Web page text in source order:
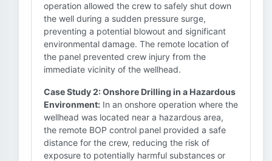
operation allowed the crew to safely shut down
the well during a sudden pressure surge,
preventing a potential blowout and significant
environmental damage. The remote location of
the panel prevented crew injury from the
immediate vicinity of the wellhead.
Case Study 2: Onshore Drilling in a Hazardous
Environment: In an onshore operation where the
wellhead was located near a hazardous area,
the remote BOP control panel provided a safe
distance for the crew, reducing the risk of
exposure to potentially harmful substances or